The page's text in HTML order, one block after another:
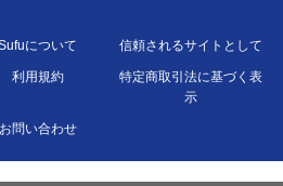
について 信頼されるサイトとして
利用規約
特定商取引法に基づく表
示
お問い合わせ